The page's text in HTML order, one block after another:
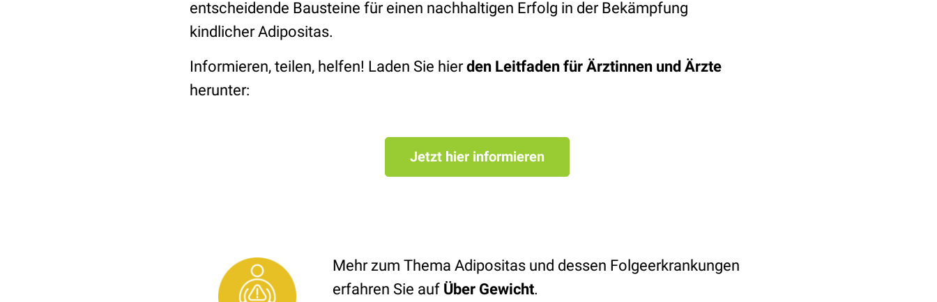
entscheidende Bausteine für einen nachhaltigen Erfolg in der Bekämpfung
kindlicher Adipositas.
Informieren, teilen, helfen! Laden Sie hierden Leitfaden für Ärztinnen und Ärzte
herunter:
Jetzt hier informieren
Mehr zum Thema Adipositas und dessen Folgeerkrankungen
erfahren Sie auf Über Gewicht.